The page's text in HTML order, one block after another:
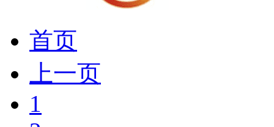
首页
上一页
1